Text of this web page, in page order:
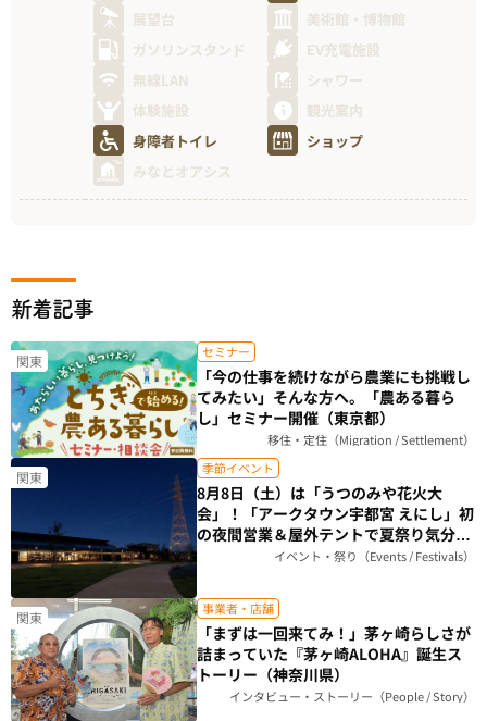
展望台
美術館・博物館
ガソリンスタンド
EV充電施設
無線LAN
シャワー
体験施設
観光案内
身障者トイレ
ショップ
みなとオアシス
新着記事
関東 セミナー
「今の仕事を続けながら農業にも挑戦し
てみたい」そんな方へ。「農ある暮ら
し」セミナー開催（東京都）
移住・定住（Migration / Settlement）
関東 季節イベント
8月8日（土）は「うつのみや花火大
会」！「アークタウン宇都宮 えにし」初
の夜間営業＆屋外テントで夏祭り気分を
楽しもう（栃木県）イベント・祭り（Events / Festivals）
関東 事業者・店舗
「まずは一回来てみ！」茅ヶ崎らしさが
詰まっていた『茅ヶ崎ALOHA』誕生ス
トーリー（神奈川県）
インタビュー・ストーリー（People / Story）